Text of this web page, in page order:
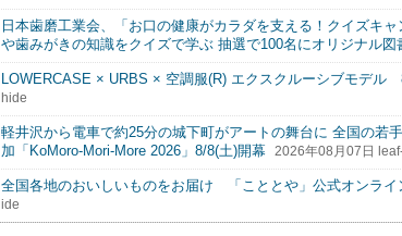
日本歯磨工業会、「お口の健康がカラダを支える！クイズキ
や歯みがきの知識をクイズで学ぶ 抽選で100名にオリジナル図
LOWERCASE × URBS × 空調服(R) エクスクルーシブモデル
hide
軽井沢から電車で約25分の城下町がアートの舞台に 全国の若
加「KoMoro-Mori-More 2026」8/8(土)開幕
2026年08月07日
全国各地のおいしいものをお届け 「こととや」公式オンライ
ide